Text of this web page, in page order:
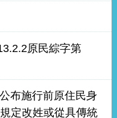
原民綜字第
布施行前原住民身
定改姓或從具傳統